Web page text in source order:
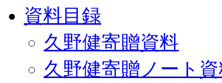
資料目録
久野健寄贈資料
久野健寄贈ノート